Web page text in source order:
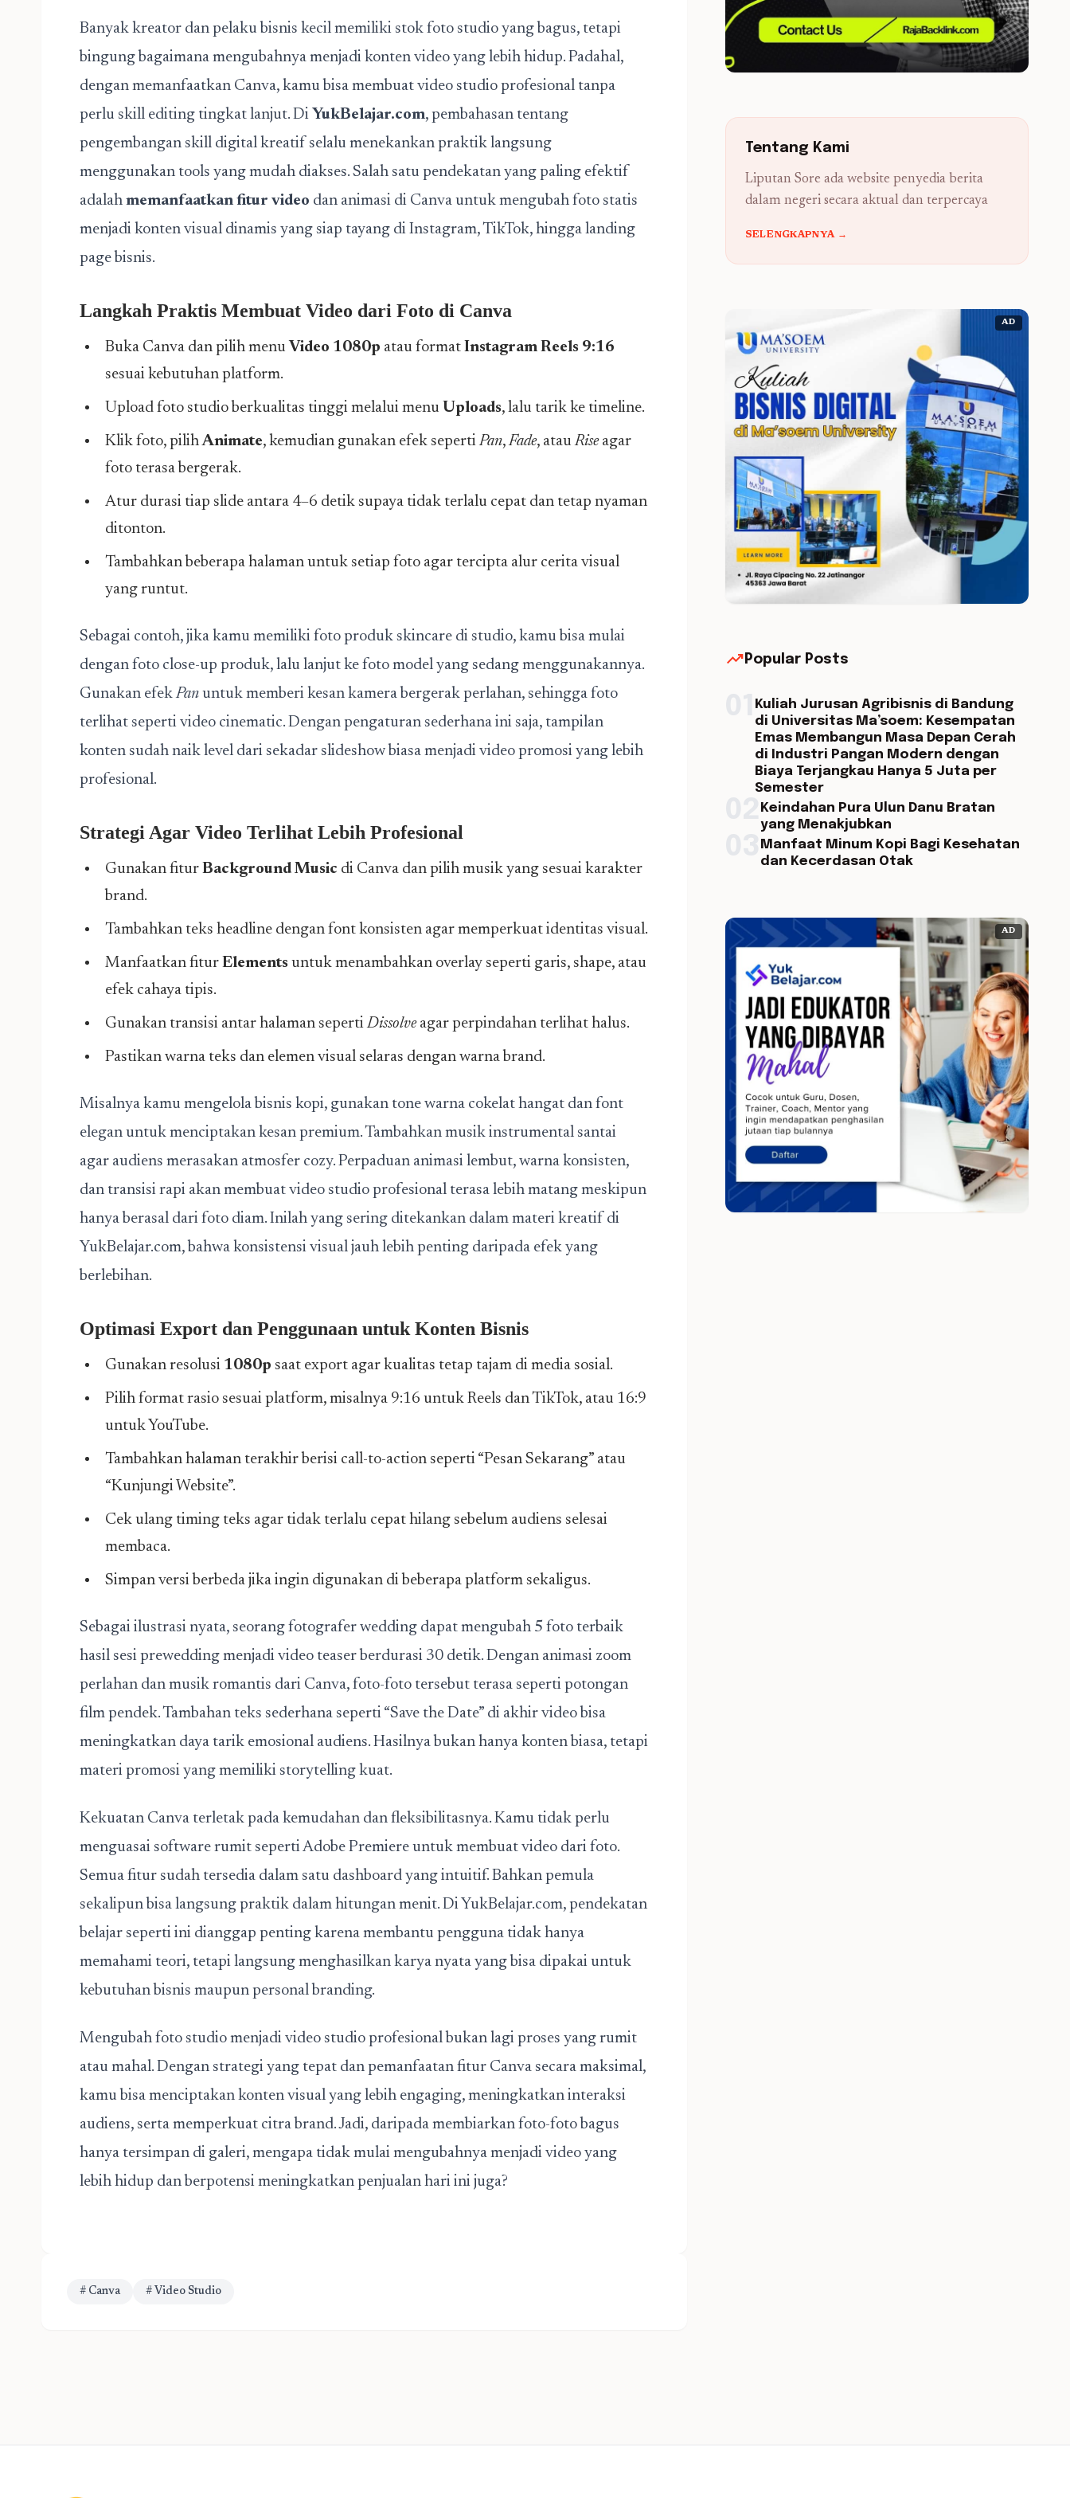
Banyak kreator dan pelaku bisnis kecil memiliki stok foto studio yang bagus, tetapi
bingung bagaimana mengubahnya menjadi konten video yang lebih hidup. Padahal,
dengan memanfaatkan Canva, kamu bisa membuat video studio profesional tanpa
perlu skill editing tingkat lanjut. Di YukBelajar.com, pembahasan tentang
pengembangan skill digital kreatif selalu menekankan praktik langsung
menggunakan tools yang mudah diakses. Salah satu pendekatan yang paling efektif
adalah memanfaatkan fitur video dan animasi di Canva untuk mengubah foto statis
menjadi konten visual dinamis yang siap tayang di Instagram, TikTok, hingga landing
page bisnis.
Langkah Praktis Membuat Video dari Foto di Canva
Buka Canva dan pilih menu Video 1080p atau format Instagram Reels 9:16
sesuai kebutuhan platform.
Upload foto studio berkualitas tinggi melalui menu Uploads, lalu tarik ke timeline.
Klik foto, pilihAnimate, kemudian gunakan efek sepertiPan,Fade, atauRiseagar
foto terasa bergerak.
Atur durasi tiap slide antara 4–6 detik supaya tidak terlalu cepat dan tetap nyaman
ditonton.
Tambahkan beberapa halaman untuk setiap foto agar tercipta alur cerita visual
yang runtut.
Sebagai contoh, jika kamu memiliki foto produk skincare di studio, kamu bisa mulai
dengan foto close-up produk, lalu lanjut ke foto model yang sedang menggunakannya.
Gunakan efekPan untuk memberi kesan kamera bergerak perlahan, sehingga foto
terlihat seperti video cinematic. Dengan pengaturan sederhana ini saja, tampilan
konten sudah naik level dari sekadar slideshow biasa menjadi video promosi yang lebih
profesional.
Strategi Agar Video Terlihat Lebih Profesional
Gunakan fitur Background Music di Canva dan pilih musik yang sesuai karakter
brand.
Tambahkan teks headline dengan font konsisten agar memperkuat identitas visual.
Manfaatkan fitur Elements untuk menambahkan overlay seperti garis, shape, atau
efek cahaya tipis.
Gunakan transisi antar halaman sepertiDissolveagar perpindahan terlihat halus.
Pastikan warna teks dan elemen visual selaras dengan warna brand.
Misalnya kamu mengelola bisnis kopi, gunakan tone warna cokelat hangat dan font
elegan untuk menciptakan kesan premium. Tambahkan musik instrumental santai
agar audiens merasakan atmosfer cozy. Perpaduan animasi lembut, warna konsisten,
dan transisi rapi akan membuat video studio profesional terasa lebih matang meskipun
hanya berasal dari foto diam. Inilah yang sering ditekankan dalam materi kreatif di
YukBelajar.com, bahwa konsistensi visual jauh lebih penting daripada efek yang
berlebihan.
Optimasi Export dan Penggunaan untuk Konten Bisnis
Gunakan resolusi 1080p saat export agar kualitas tetap tajam di media sosial.
Pilih format rasio sesuai platform, misalnya 9:16 untuk Reels dan TikTok, atau 16:9
untuk YouTube.
Tambahkan halaman terakhir berisi call-to-action seperti “Pesan Sekarang” atau
“Kunjungi Website”.
Cek ulang timing teks agar tidak terlalu cepat hilang sebelum audiens selesai
membaca.
Simpan versi berbeda jika ingin digunakan di beberapa platform sekaligus.
Sebagai ilustrasi nyata, seorang fotografer wedding dapat mengubah 5 foto terbaik
hasil sesi prewedding menjadi video teaser berdurasi 30 detik. Dengan animasi zoom
perlahan dan musik romantis dari Canva, foto-foto tersebut terasa seperti potongan
film pendek. Tambahan teks sederhana seperti “Save the Date” di akhir video bisa
meningkatkan daya tarik emosional audiens. Hasilnya bukan hanya konten biasa, tetapi
materi promosi yang memiliki storytelling kuat.
Kekuatan Canva terletak pada kemudahan dan fleksibilitasnya. Kamu tidak perlu
menguasai software rumit seperti Adobe Premiere untuk membuat video dari foto.
Semua fitur sudah tersedia dalam satu dashboard yang intuitif. Bahkan pemula
sekalipun bisa langsung praktik dalam hitungan menit. Di YukBelajar.com, pendekatan
belajar seperti ini dianggap penting karena membantu pengguna tidak hanya
memahami teori, tetapi langsung menghasilkan karya nyata yang bisa dipakai untuk
kebutuhan bisnis maupun personal branding.
Mengubah foto studio menjadi video studio profesional bukan lagi proses yang rumit
atau mahal. Dengan strategi yang tepat dan pemanfaatan fitur Canva secara maksimal,
kamu bisa menciptakan konten visual yang lebih engaging, meningkatkan interaksi
audiens, serta memperkuat citra brand. Jadi, daripada membiarkan foto-foto bagus
hanya tersimpan di galeri, mengapa tidak mulai mengubahnya menjadi video yang
lebih hidup dan berpotensi meningkatkan penjualan hari ini juga?
# Canva # Video Studio
Tentang Kami
Liputan Sore ada website penyedia berita
dalam negeri secara aktual dan terpercaya
SELENGKAPNYA →
AD
trending_up Popular Posts
Kuliah Jurusan Agribisnis di Bandung
di Universitas Ma’soem: Kesempatan
Emas Membangun Masa Depan Cerah
di Industri Pangan Modern dengan
Biaya Terjangkau Hanya 5 Juta per
Semester
Keindahan Pura Ulun Danu Bratan
yang Menakjubkan
Manfaat Minum Kopi Bagi Kesehatan
dan Kecerdasan Otak
AD